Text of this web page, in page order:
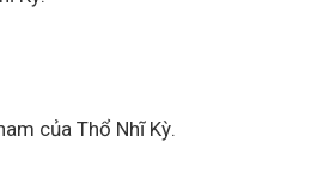
của Thổ Nhĩ Kỳ.